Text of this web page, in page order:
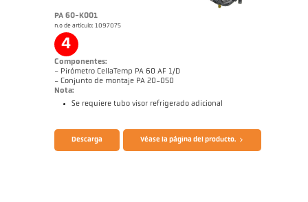
PA 60-K001
n.o de artículo: 1097075
4
Componentes:
- Pirómetro CellaTemp PA 60 AF 1/D
- Conjunto de montaje PA 20-050
Nota:
Se requiere tubo visor refrigerado adicional
Folleto CellaTemp PA Cuestionario Pirómetros de radiación
Descarga Véase la página del producto.